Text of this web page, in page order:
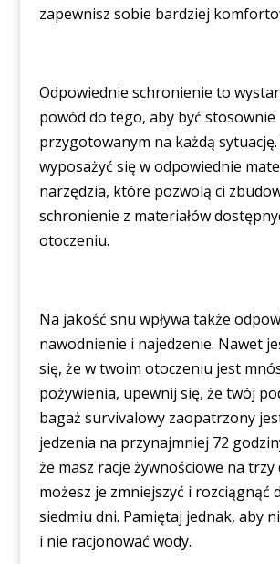
zapewnisz sobie bardziej
Odpowiednie schronienie to
powód do tego, aby być stosownie
przygotowanym na każdą
wyposażyć się w odpowiednie
narzędzia, które pozwolą ci
schronienie z materiałów
otoczeniu.
Na jakość snu wpływa także
nawodnienie i najedzenie. Nawet
się, że w twoim otoczeniu jest
pożywienia, upewnij się, że twój
bagaż survivalowy zaopatrzony
jedzenia na przynajmniej 72
że masz racje żywnościowe na trzy
możesz je zmniejszyć i rozciągnąć
siedmiu dni. Pamiętaj jednak, aby
i nie racjonować wody.